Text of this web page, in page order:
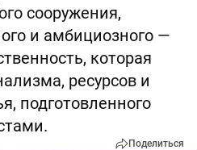
сооружения,
и амбициозного —
которая
ресурсов и
подготовленного
Поделиться